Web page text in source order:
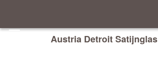
Austria Detroit Satijnglas